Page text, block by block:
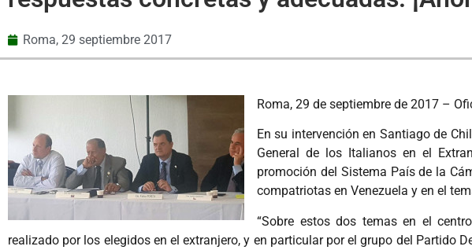
Roma, 29 septiembre 2017
Roma, 29 de septiembre de 2017 –
En su intervención en Santiago de
General de los Italianos en el
promoción del Sistema País de la
compatriotas en Venezuela y en el
“Sobre estos dos temas en el
realizado por los elegidos en el extranjero, y en particular por el grupo del